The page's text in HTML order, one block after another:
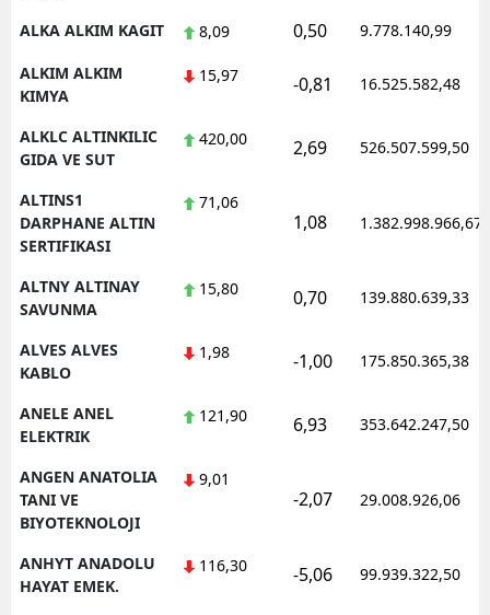
ALKA ALKIM KAGIT 8,09 0,50 9.778.140,99
ALKIM ALKIM
KIMYA
15,97 -0,81 16.525.582,48
ALKLC ALTINKILIC
GIDA VE SUT
420,00 2,69 526.507.599,50
ALTINS1
DARPHANE ALTIN
SERTIFIKASI
71,06
1,08 1.382.998.966,67
ALTNY ALTINAY
SAVUNMA
15,80 0,70 139.880.639,33
ALVES ALVES
KABLO
1,98 -1,00 175.850.365,38
ANELE ANEL
ELEKTRIK
121,90 6,93 353.642.247,50
ANGEN ANATOLIA
TANI VE
BIYOTEKNOLOJI
9,01
-2,07 29.008.926,06
ANHYT ANADOLU
HAYAT EMEK.
116,30 -5,06 99.939.322,50